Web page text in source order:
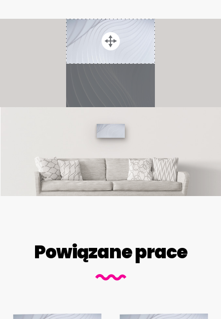
Powiązane prace